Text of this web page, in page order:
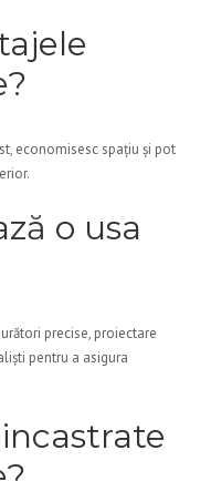
economisesc spațiu și pot
o usa
precise, proiectare
pentru a asigura